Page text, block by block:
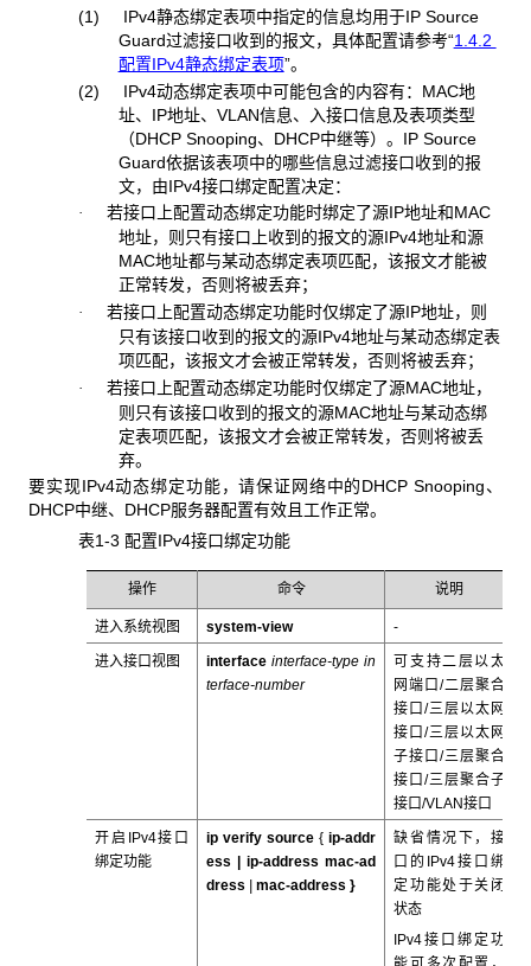
(1) IPv4静态绑定表项中指定的信息均用于IP Source
Guard过滤接口收到的报文，具体配置请参考“1.4.2
配置IPv4静态绑定表项”。
(2) IPv4动态绑定表项中可能包含的内容有：MAC地
址、IP地址、VLAN信息、入接口信息及表项类型
（DHCP Snooping、DHCP中继等）。IP Source
Guard依据该表项中的哪些信息过滤接口收到的报
文，由IPv4接口绑定配置决定：
· 若接口上配置动态绑定功能时绑定了源IP地址和MAC
地址，则只有接口上收到的报文的源IPv4地址和源
MAC地址都与某动态绑定表项匹配，该报文才能被
正常转发，否则将被丢弃；
· 若接口上配置动态绑定功能时仅绑定了源IP地址，则
只有该接口收到的报文的源IPv4地址与某动态绑定表
项匹配，该报文才会被正常转发，否则将被丢弃；
· 若接口上配置动态绑定功能时仅绑定了源MAC地址，
则只有该接口收到的报文的源MAC地址与某动态绑
定表项匹配，该报文才会被正常转发，否则将被丢
弃。
要实现IPv4动态绑定功能，请保证网络中的DHCP Snooping、
DHCP中继、DHCP服务器配置有效且工作正常。
表1-3 配置IPv4接口绑定功能
操作 命令 说明
进入系统视图 system-view -
进入接口视图 interface interface-type in
terface-number
可支持二层以太
网端口/二层聚合
接口/三层以太网
接口/三层以太网
子接口/三层聚合
接口/三层聚合子
接口/VLAN接口
开启IPv4接口
绑定功能
ip verify source{ ip-addr
ess |ip-address mac-ad
dress |mac-address }
缺省情况下，接
口的IPv4接口绑
定功能处于关闭
状态
IPv4接口绑定功